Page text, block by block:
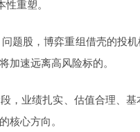
重塑。
题股，博弈重组借壳的投
加速远离高风险标的。
，业绩扎实、估值合理、
核心方向。